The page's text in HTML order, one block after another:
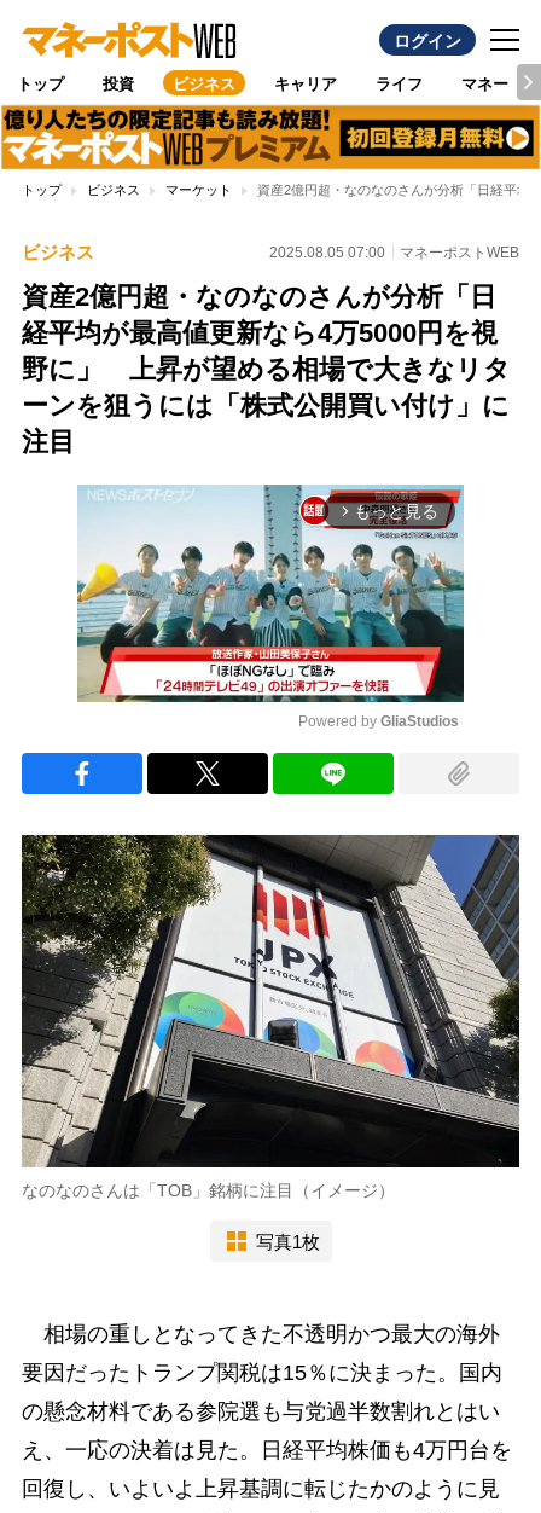
ログイン
トップ 投資 ビジネス キャリア ライフ マネー
トップ ビジネス マーケット 資産2億円超・なのなのさんが分析「日経平
ビジネス 2025.08.05 07:00 マネーポストWEB
資産2億円超・なのなのさんが分析「日
経平均が最高値更新なら4万5000円を視
野に」 上昇が望める相場で大きなリタ
ーンを狙うには「株式公開買い付け」に
注目
arrow_forward_ios もっと見る
Powered by GliaStudios
なのなのさんは「TOB」銘柄に注目（イメージ）
写真1枚
相場の重しとなってきた不透明かつ最大の海外
要因だったトランプ関税は15％に決まった。国内
の懸念材料である参院選も与党過半数割れとはい
え、一応の決着は見た。日経平均株価も4万円台を
回復し、いよいよ上昇基調に転じたかのように見